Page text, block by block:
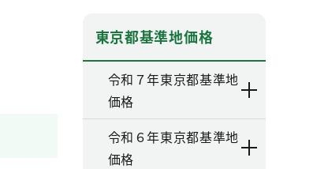
東京都基準地価格
令和７年東京都基準地
価格
令和６年東京都基準地
価格